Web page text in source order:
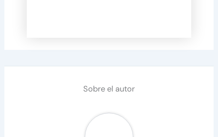
Sobre el autor